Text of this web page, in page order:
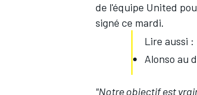
de l'équipe United
signé ce mardi.
Lire aussi :
Alonso au
"Notre objectif est